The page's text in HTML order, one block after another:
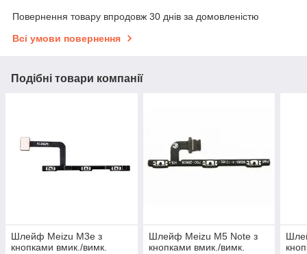
Повернення товару впродовж 30 днів за домовленістю
Всі умови повернення
Подібні товари компанії
Шлейф Meizu M3e з
кнопками вмик./вимк.
Шлейф Meizu M5 Note з
кнопками вмик./вимк.